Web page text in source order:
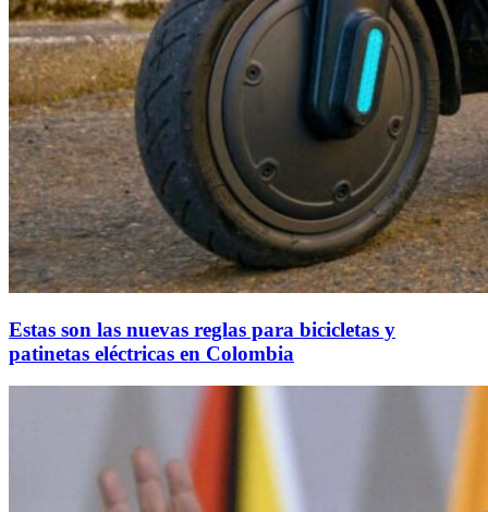
Estas son las nuevas reglas para bicicletas y
patinetas eléctricas en Colombia